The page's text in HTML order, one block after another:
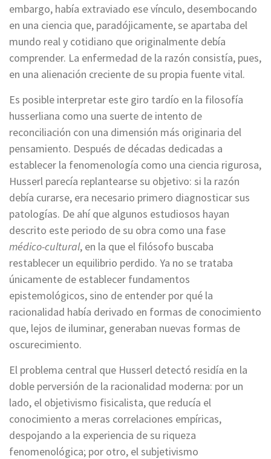
embargo, había extraviado ese vínculo, desembocando
en una ciencia que, paradójicamente, se apartaba del
mundo real y cotidiano que originalmente debía
comprender. La enfermedad de la razón consistía, pues,
en una alienación creciente de su propia fuente vital.
Es posible interpretar este giro tardío en la filosofía
husserliana como una suerte de intento de
reconciliación con una dimensión más originaria del
pensamiento. Después de décadas dedicadas a
establecer la fenomenología como una ciencia rigurosa,
Husserl parecía replantearse su objetivo: si la razón
debía curarse, era necesario primero diagnosticar sus
patologías. De ahí que algunos estudiosos hayan
descrito este periodo de su obra como una fase
médico-cultural, en la que el filósofo buscaba
restablecer un equilibrio perdido. Ya no se trataba
únicamente de establecer fundamentos
epistemológicos, sino de entender por qué la
racionalidad había derivado en formas de conocimiento
que, lejos de iluminar, generaban nuevas formas de
oscurecimiento.
El problema central que Husserl detectó residía en la
doble perversión de la racionalidad moderna: por un
lado, el objetivismo fisicalista, que reducía el
conocimiento a meras correlaciones empíricas,
despojando a la experiencia de su riqueza
fenomenológica; por otro, el subjetivismo